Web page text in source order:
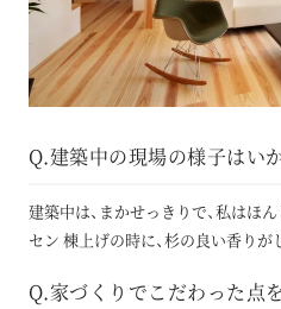
Q.建築中の現場の様子はい
建築中は、まかせっきりで、私はほ
セン 棟上げの時に、杉の良い香りが
Q.家づくりでこだわった点